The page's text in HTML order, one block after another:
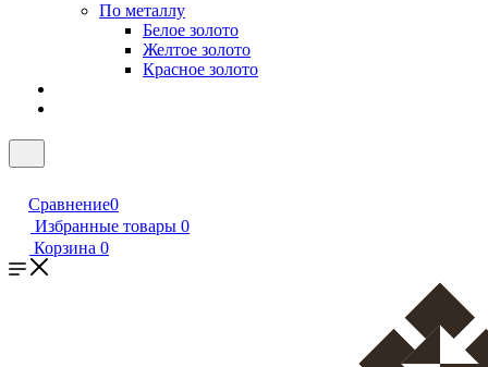
По металлу
Белое золото
Желтое золото
Красное золото
Сравнение0
Избранные товары 0
Корзина 0